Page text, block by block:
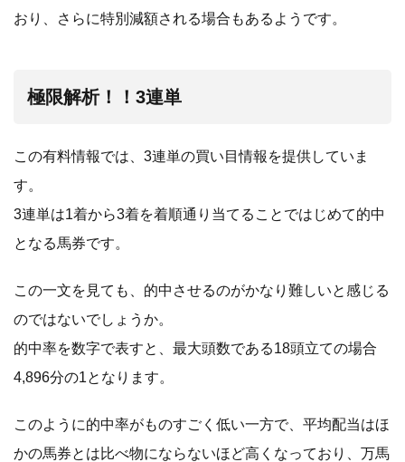
おり、さらに特別減額される場合もあるようです。
極限解析！！3連単
この有料情報では、3連単の買い目情報を提供していま
す。
3連単は1着から3着を着順通り当てることではじめて的中
となる馬券です。
この一文を見ても、的中させるのがかなり難しいと感じる
のではないでしょうか。
的中率を数字で表すと、最大頭数である18頭立ての場合
4,896分の1となります。
このように的中率がものすごく低い一方で、平均配当はほ
かの馬券とは比べ物にならないほど高くなっており、万馬